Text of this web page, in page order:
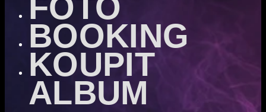
BOOKING
KOUPIT
ALBUM